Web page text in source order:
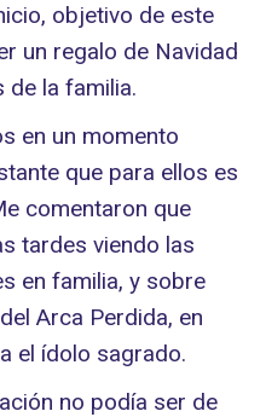
objetivo de este
un regalo de Navidad
la familia.
en un momento
que para ellos es
comentaron que
tardes viendo las
en familia, y sobre
Arca Perdida, en
el ídolo sagrado.
no podía ser de